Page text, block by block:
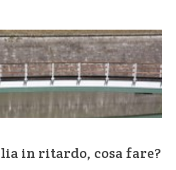
in ritardo, cosa fare?